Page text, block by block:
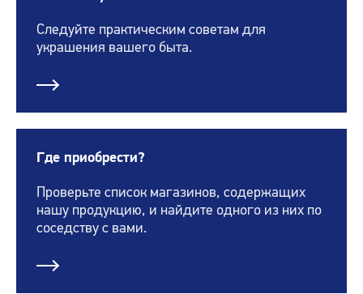
Следуйте практическим советам для
украшения вашего быта.
Где приобрести?
Проверьте список магазинов, содержащих
нашу продукцию, и найдите одного из них по
соседству с вами.